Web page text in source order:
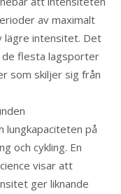
av maximalt
lägre intensitet. Det
flesta lagsporter
som skiljer sig från
lungkapaciteten på
och cykling. En
visar att
ger liknande